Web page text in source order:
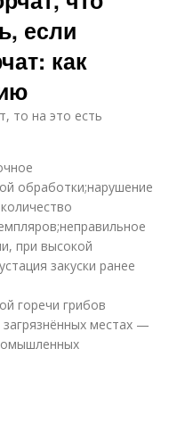
если
как
то на это есть
обработки;нарушение
при высокой
закуски ранее
горечи грибов
загрязнённых местах —